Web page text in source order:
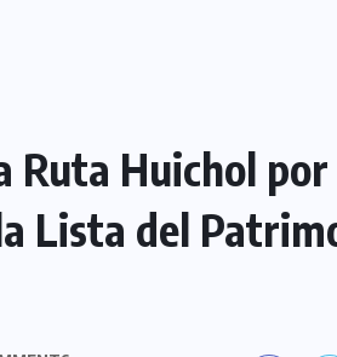
Ruta Huichol por
Lista del